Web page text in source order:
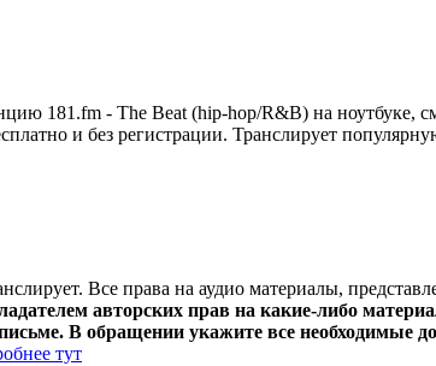
181.fm - The Beat (hip-hop/R&B) на
и без регистрации. Транслирует
Все права на аудио материалы,
авторских прав на какие-либо
В обращении укажите все
тут